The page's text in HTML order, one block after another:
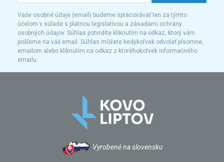
Vaše osobné údaje (email) budeme spracovávať len za týmto
účelom v súlade s platnou legislatívou a zásadami ochrany
osobných údajov. Súhlas potvrdíte kliknutím na odkaz, ktorý vám
pošleme na váš email. Súhlas môžete kedykoľvek odvolať písomne,
emailom alebo kliknutím na odkaz z ktoréhokoľvek informačného
emailu.
Vyrobené na slovensku